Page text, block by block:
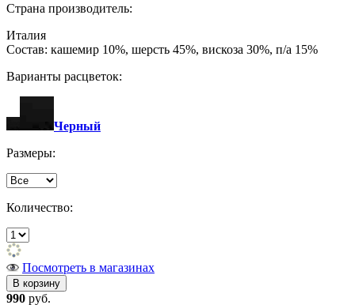
Страна производитель:
Италия
Состав: кашемир 10%, шерсть 45%, вискоза 30%, п/а 15%
Варианты расцветок:
Черный
Размеры:
Количество:
Посмотреть в магазинах
990 руб.